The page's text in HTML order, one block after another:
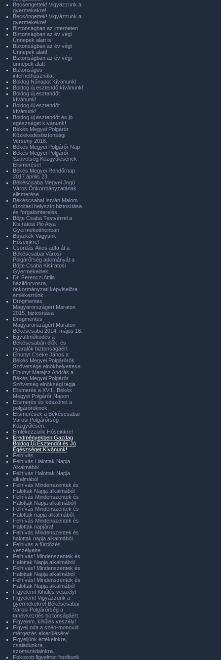
Becsengettek! Vigyázzunk a
gyermekekre!
Becsöngettek! Vigyázzunk a
gyermekekre!
Biztonságban az interneten
Biztonságban az év végi
Ünnepek alatt is!
Biztonságban az év végi
Ünnepek alatt!
Biztonságban az év végi
ünnepek alatt
Biztonságos
internethasználat
Boldog Nőnapot Kívánunk!
Boldog új esztendő kívánunk!
Boldog új esztendőt
kívánunk!
Boldog új esztendőt
kívánunk!
Boldog új esztendőt és jó
egészséget kívánunk!
Békés Megyei Polgárőr
Közlekedésbiztonsági
Verseny 2018.
Békés Megyei Polgárőr Nap
Békés Megyei Polgárőr
Szövetség Közgyűlésének
Elismerése!
Békés Megyei Rendőrnap
2017.április 23.
Békéscsaba Megyei Jogú
Város Önkormányzatának
elismerése.
Békéscsabai István Malom
tűzoltási helyszín biztosítása
és forgalomterelés.
Böjte Csaba Testvérrel a
Kisíratosi Pió Atya
Gyermekotthonban
Büszkék Vagyunk
Hőseinkre!
Csordás Ákos adta át a
Békéscsabai Városi
Polgárőrség adományát a
Böjte Csaba Kisíratosi
Gyermekeinek.
Dr. Ferenczi Attila
házifőorvosra,
önkormányzati képviselőre
emlékeztünk
Drogmentes
Magyarországért Maraton
2015. biztosítása
Drogmentes
Magyarországért Maraton
Békéscsaba 2014. május 16.
Együttműködés a
Békéscsabán élők, és
nyaralók biztonságáért
Elhunyt Cseke János a
Békés Megyei Polgárőrök
Szövetsége elnökhelyettese
Elhunyt Matajsz András a
Békés Megyei Polgárőr
Szövetség elnökségi tagja
Elismerés a XVIII. Békés
Megyei Polgárőr Napon
Elismerés és köszönet a
polgárőröknek.
Elismerések a Békéscsabai
Városi Polgárőrség
Közgyűlésén.
Emlékezzünk Hőseinkre!
Eredményekben Gazdag
Boldog Új Esztendőt és Jó
Egészséget Kívánunk!
Felhívás
Felhívás Halottak Napja
Alkalmából
Felhívás Halottak Napja
alkalmából
Felhívás Mindenszentek és
Halottak Napja alkalmából
Felhívás Mindenszentek és
Halottak Napja alkalmából!
Felhívás Mindenszentek és
Halottak napja alkalmából.
Felhívás Mindenszentek és
Halottak napjára!
Felhívás Mindenszentek és
halottak napja alkalmából.
Felhívás a fürdőzés
veszélyeire
Felhívás! Mindenszentek és
Halottak Napja alkalmából
Felhívás! Mindenszentek és
Halottak Napja alkalmából
Felhívás! Mindenszentek és
Halottak Napja alkalmából
Figyelem! Kihűlés veszély!
Figyelem! Vigyázzunk a
gyermekekre! Békéscsabai
Városi Polgárőrség a
tanévkezdés biztonságáért.
Figyelem, kihűlés veszély!
Figyelj oda a szén-monoxid
mérgezés elkerülésére!
Figyeljünk értékeinkre,
családunkra,
szomszédainkra.
Fokozott figyelmet fordítunk